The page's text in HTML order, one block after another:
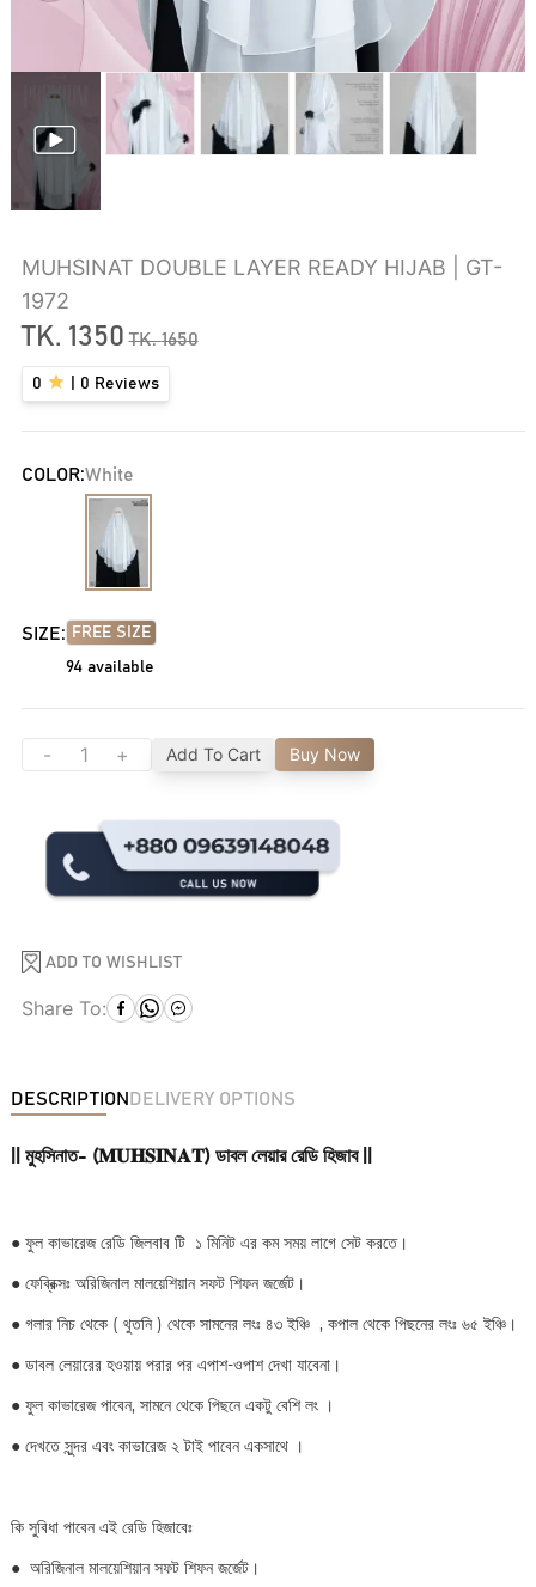
MUHSINAT DOUBLE LAYER READY HIJAB | GT-
1972
TK. 1350 TK.1650
0 0 Reviews
COLOR:White
SIZE: FREE SIZE
94 available
- + Add To Cart Buy Now
ADD TO WISHLIST
Share To:
DESCRIPTION DELIVERY OPTIONS
|| মুহসিনাত- (𝐌𝐔𝐇𝐒𝐈𝐍𝐀𝐓) ডাবল লেয়ার রেডি হিজাব ||
●ফুল কাভারেজ রেডি জিলবাব টি ১ মিনিট এর কম সময় লাগে সেট করতে।
●ফেব্রিক্সঃ অরিজিনাল মালয়েশিয়ান সফট শিফন জর্জেট।
●গলার নিচ থেকে ( থুতনি ) থেকে সামনের লংঃ ৪৩ ইঞ্চি , কপাল থেকে পিছনের লংঃ ৬৫ ইঞ্চি।
●ডাবল লেয়ারের হওয়ায় পরার পর এপাশ-ওপাশ দেখা যাবেনা।
●ফুল কাভারেজ পাবেন, সামনে থেকে পিছনে একটু বেশি লং ।
●দেখতে সুন্দর এবং কাভারেজ ২ টাই পাবেন একসাথে ।
কি সুবিধা পাবেন এই রেডি হিজাবেঃ
●অরিজিনাল মালয়েশিয়ান সফট শিফন জর্জেট।